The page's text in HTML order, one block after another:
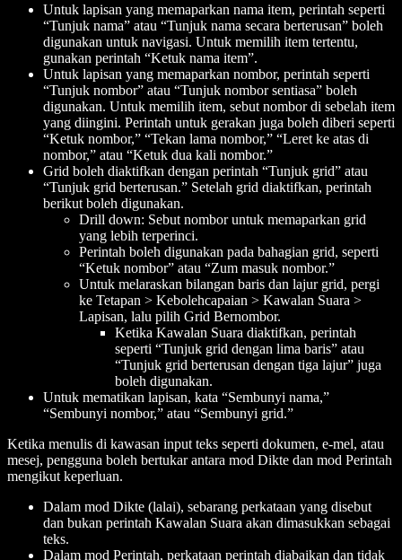
Untuk lapisan yang memaparkan nama item, perintah seperti
“Tunjuk nama” atau “Tunjuk nama secara berterusan” boleh
digunakan untuk navigasi. Untuk memilih item tertentu,
gunakan perintah “Ketuk nama item”.
Untuk lapisan yang memaparkan nombor, perintah seperti
“Tunjuk nombor” atau “Tunjuk nombor sentiasa” boleh
digunakan. Untuk memilih item, sebut nombor di sebelah item
yang diingini. Perintah untuk gerakan juga boleh diberi seperti
“Ketuk nombor,” “Tekan lama nombor,” “Leret ke atas di
nombor,” atau “Ketuk dua kali nombor.”
Grid boleh diaktifkan dengan perintah “Tunjuk grid” atau
“Tunjuk grid berterusan.” Setelah grid diaktifkan, perintah
berikut boleh digunakan.
Drill down: Sebut nombor untuk memaparkan grid
yang lebih terperinci.
Perintah boleh digunakan pada bahagian grid, seperti
“Ketuk nombor” atau “Zum masuk nombor.”
Untuk melaraskan bilangan baris dan lajur grid, pergi
ke Tetapan > Kebolehcapaian > Kawalan Suara >
Lapisan, lalu pilih Grid Bernombor.
Ketika Kawalan Suara diaktifkan, perintah
seperti “Tunjuk grid dengan lima baris” atau
“Tunjuk grid berterusan dengan tiga lajur” juga
boleh digunakan.
Untuk mematikan lapisan, kata “Sembunyi nama,”
“Sembunyi nombor,” atau “Sembunyi grid.”
Ketika menulis di kawasan input teks seperti dokumen, e-mel, atau
mesej, pengguna boleh bertukar antara mod Dikte dan mod Perintah
mengikut keperluan.
Dalam mod Dikte (lalai), sebarang perkataan yang disebut
dan bukan perintah Kawalan Suara akan dimasukkan sebagai
teks.
Dalam mod Perintah, perkataan perintah diabaikan dan tidak